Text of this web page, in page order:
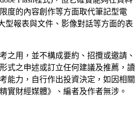
度的內容創作等方面取代筆記型電
型報表與文件、影像對話等方面的表
之用，並不構成要約、招攬或邀請、
式之申述或訂立任何建議及推薦，讀
能力，自行作出投資決定，如因相關
實財經媒體》、編者及作者無涉。